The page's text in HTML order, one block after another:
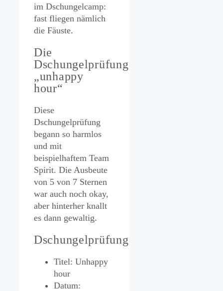
im Dschungelcamp:
fast fliegen nämlich
die Fäuste.
Die
Dschungelprüfung
„unhappy
hour“
Diese
Dschungelprüfung
begann so harmlos
und mit
beispielhaftem Team
Spirit. Die Ausbeute
von 5 von 7 Sternen
war auch noch okay,
aber hinterher knallt
es dann gewaltig.
Dschungelprüfung
Titel: Unhappy
hour
Datum: